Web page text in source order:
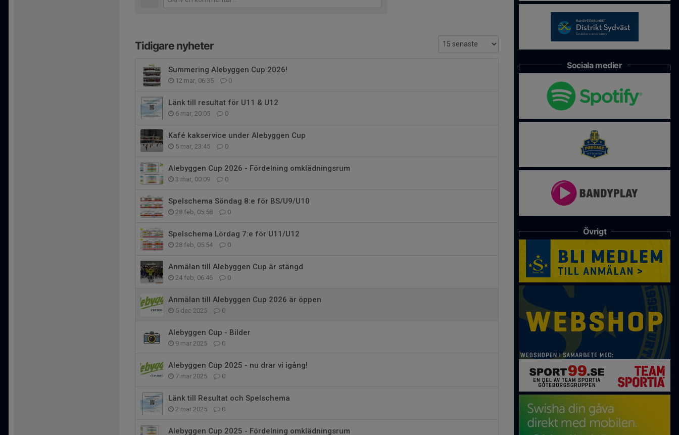
Tidigare nyheter
Summering Alebyggen Cup 2026!
12 mar, 06:35 0
Länk till resultat för U11 & U12
6 mar, 20:05 0
Kafé kakservice under Alebyggen Cup
5 mar, 23:45 0
Alebyggen Cup 2026 - Fördelning omklädningsrum
3 mar, 00:09 0
Spelschema Söndag 8:e för BS/U9/U10
28 feb, 05:58 0
Spelschema Lördag 7:e för U11/U12
28 feb, 05:54 0
Anmälan till Alebyggen Cup är stängd
24 feb, 06:46 0
Anmälan till Alebyggen Cup 2026 är öppen
5 dec 2025 0
Alebyggen Cup - Bilder
9 mar 2025 0
Alebyggen Cup 2025 - nu drar vi igång!
7 mar 2025 0
Länk till Resultat och Spelschema
2 mar 2025 0
Alebyggen Cup 2025 - Fördelning omklädningsrum
Sociala medier
Övrigt